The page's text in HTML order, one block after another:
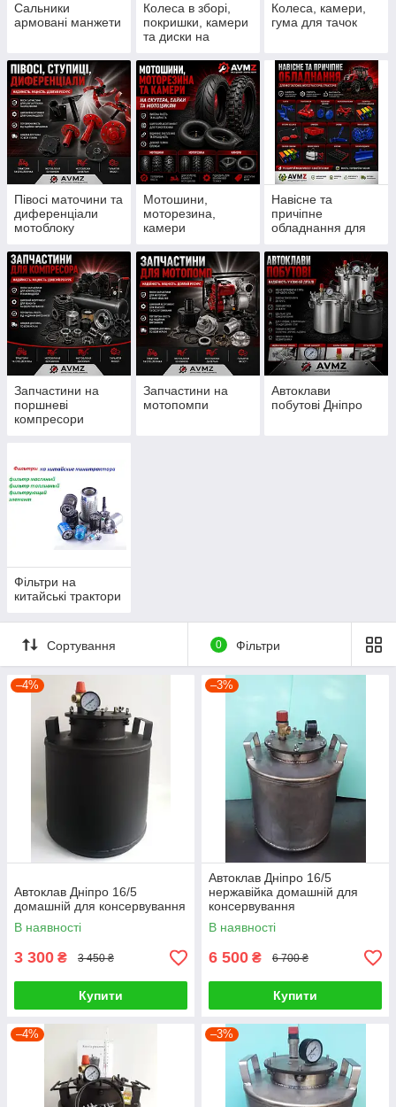
Сальники
армовані манжети
Колеса в зборі,
покришки, камери
та диски на
Колеса, камери,
гума для тачок
Півосі маточини та
диференціали
мотоблоку
Мотошини,
моторезина,
камери
Навісне та
причіпне
обладнання для
Запчастини на
поршневі
компресори
Запчастини на
мотопомпи
Автоклави
побутові Дніпро
Фільтри на
китайські трактори
Сортування 0 Фільтри
–4%
Автоклав Дніпро 16/5
домашній для консервування
В наявності
3 300 ₴ 3 450 ₴
Купити
–3%
Автоклав Дніпро 16/5
нержавійка домашній для
консервування
В наявності
6 500 ₴ 6 700 ₴
Купити
–4% –3%